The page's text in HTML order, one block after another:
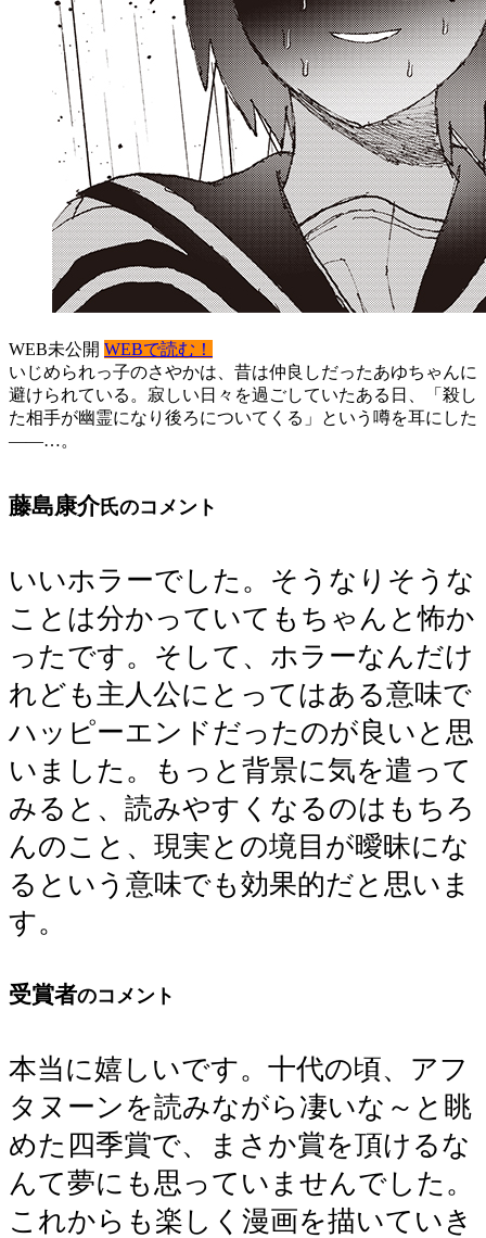
WEB未公開 WEBで読む！
いじめられっ子のさやかは、昔は仲良しだったあゆちゃんに
避けられている。寂しい日々を過ごしていたある日、「殺し
た相手が幽霊になり後ろについてくる」という噂を耳にした
――…。
藤島康介氏のコメント
いいホラーでした。そうなりそうな
ことは分かっていてもちゃんと怖か
ったです。そして、ホラーなんだけ
れども主人公にとってはある意味で
ハッピーエンドだったのが良いと思
いました。もっと背景に気を遣って
みると、読みやすくなるのはもちろ
んのこと、現実との境目が曖昧にな
るという意味でも効果的だと思いま
す。
受賞者のコメント
本当に嬉しいです。十代の頃、アフ
タヌーンを読みながら凄いな～と眺
めた四季賞で、まさか賞を頂けるな
んて夢にも思っていませんでした。
これからも楽しく漫画を描いていき